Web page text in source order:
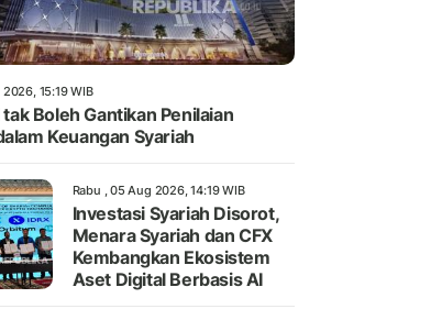
15:19 WIB
tak Boleh Gantikan Penilaian
Keuangan Syariah
Rabu , 05 Aug 2026, 14:19 WIB
Investasi Syariah Disorot,
Menara Syariah dan CFX
Kembangkan Ekosistem
Aset Digital Berbasis AI